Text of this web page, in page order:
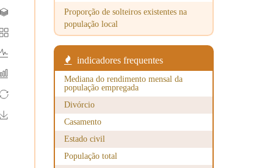
Proporção de solteiros existentes na
população local
indicadores frequentes
Mediana do rendimento mensal da
população empregada
Divórcio
Casamento
Estado civil
População total